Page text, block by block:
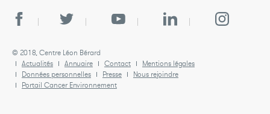
© 2018, Centre Léon Bérard
Actualités
Annuaire Contact
Mentions légales
Données personnelles
Presse
Nous rejoindre
Portail Cancer Environnement